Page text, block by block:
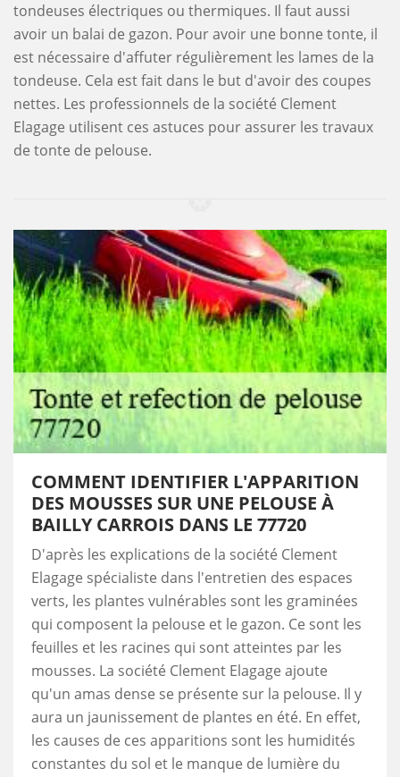
tondeuses électriques ou thermiques. Il faut aussi
avoir un balai de gazon. Pour avoir une bonne tonte, il
est nécessaire d'affuter régulièrement les lames de la
tondeuse. Cela est fait dans le but d'avoir des coupes
nettes. Les professionnels de la société Clement
Elagage utilisent ces astuces pour assurer les travaux
de tonte de pelouse.
COMMENT IDENTIFIER L'APPARITION
DES MOUSSES SUR UNE PELOUSE À
BAILLY CARROIS DANS LE 77720
D'après les explications de la société Clement
Elagage spécialiste dans l'entretien des espaces
verts, les plantes vulnérables sont les graminées
qui composent la pelouse et le gazon. Ce sont les
feuilles et les racines qui sont atteintes par les
mousses. La société Clement Elagage ajoute
qu'un amas dense se présente sur la pelouse. Il y
aura un jaunissement de plantes en été. En effet,
les causes de ces apparitions sont les humidités
constantes du sol et le manque de lumière du